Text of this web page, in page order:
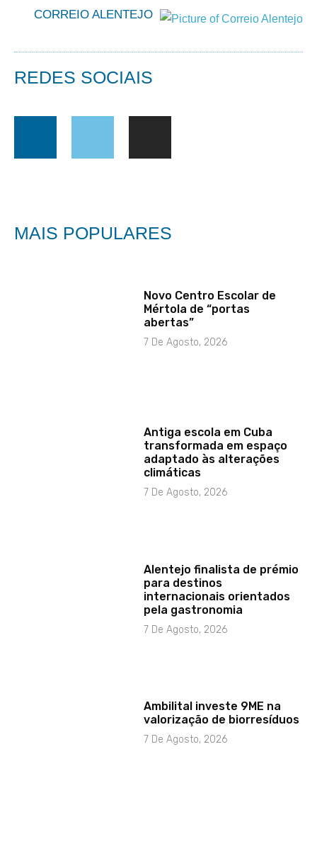
CORREIO ALENTEJO
REDES SOCIAIS
MAIS POPULARES
Novo Centro Escolar de
Mértola de “portas
abertas”
7 De Agosto, 2026
Antiga escola em Cuba
transformada em espaço
adaptado às alterações
climáticas
7 De Agosto, 2026
Alentejo finalista de prémio
para destinos
internacionais orientados
pela gastronomia
7 De Agosto, 2026
Ambilital investe 9ME na
valorização de biorresíduos
7 De Agosto, 2026